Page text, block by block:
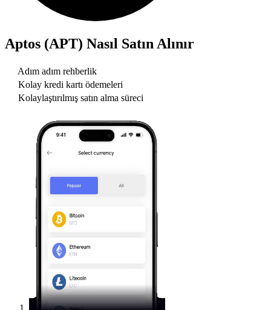
Aptos (APT) Nasıl Satın Alınır
Adım adım rehberlik
Kolay kredi kartı ödemeleri
Kolaylaştırılmış satın alma süreci